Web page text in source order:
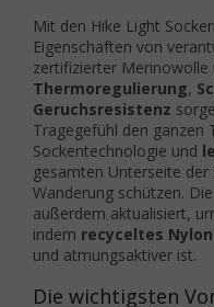
Mit den Hike Light
Eigenschaften von
zertifizierter Merinowolle
Thermoregulierung,
Geruchsresistenz
Tragegefühl den ganzen
Sockentechnologie und
gesamten Unterseite
Wanderung schützen.
außerdem aktualisiert,
indem recyceltes Nylon
und atmungsaktiver ist.
Die wichtigsten